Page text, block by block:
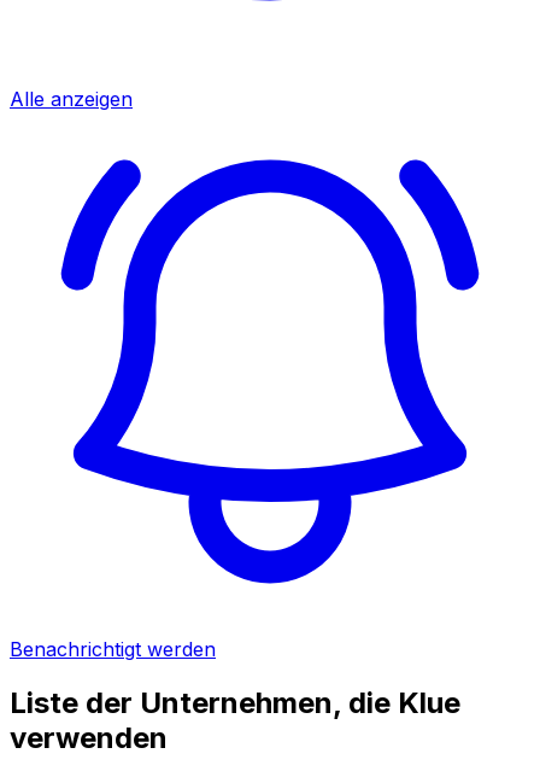
Alle anzeigen
Benachrichtigt werden
Liste der Unternehmen, die Klue
verwenden